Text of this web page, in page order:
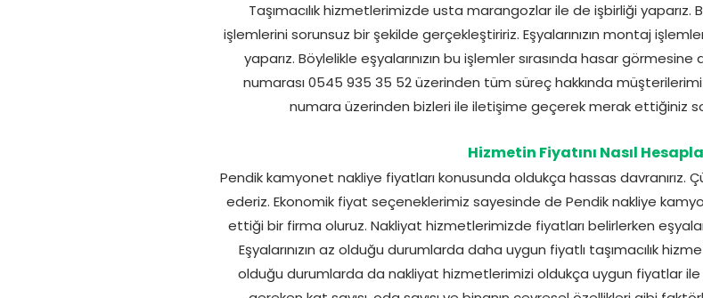
Taşımacılık hizmetlerimizde usta marangozlar ile de işbirliği yaparız.
işlemlerini sorunsuz bir şekilde gerçekleştiririz. Eşyalarınızın montaj
yaparız. Böylelikle eşyalarınızın bu işlemler sırasında hasar
numarası 0545 935 35 52 üzerinden tüm süreç hakkında
numara üzerinden bizleri ile iletişime geçerek merak ettiğiniz
Hizmetin Fiyatını Nasıl
Pendik kamyonet nakliye fiyatları konusunda oldukça hassas
ederiz. Ekonomik fiyat seçeneklerimiz sayesinde de Pendik nakliye
ettiği bir firma oluruz. Nakliyat hizmetlerimizde fiyatları belirlerken
Eşyalarınızın az olduğu durumlarda daha uygun fiyatlı taşımacılık
olduğu durumlarda da nakliyat hizmetlerimizi oldukça uygun fiyatlar ile